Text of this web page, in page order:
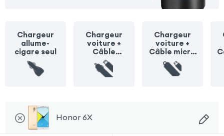
Chargeur
allume-
cigare seul
Chargeur
voiture +
Câble
Lightning
Chargeur
voiture +
Câble micro
USB
Honor 6X